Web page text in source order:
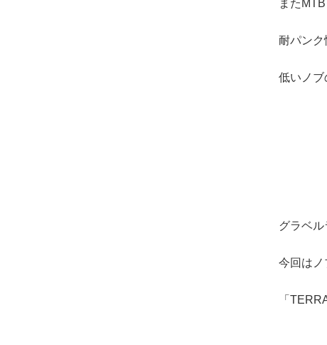
また
耐パンク
低いノブ
グラベル
今回はノ
「